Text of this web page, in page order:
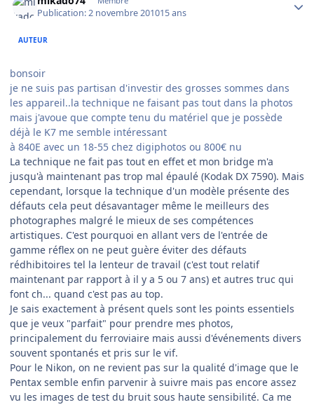
Publication:2 novembre 201015 ans
AUTEUR
bonsoir
je ne suis pas partisan d'investir des grosses sommes dans
les appareil..la technique ne faisant pas tout dans la photos
mais j'avoue que compte tenu du matériel que je possède
déjà le K7 me semble intéressant
à 840E avec un 18-55 chez digiphotos ou 800€ nu
La technique ne fait pas tout en effet et mon bridge m'a
jusqu'à maintenant pas trop mal épaulé (Kodak DX 7590). Mais
cependant, lorsque la technique d'un modèle présente des
défauts cela peut désavantager même le meilleurs des
photographes malgré le mieux de ses compétences
artistiques. C'est pourquoi en allant vers de l'entrée de
gamme réflex on ne peut guère éviter des défauts
rédhibitoires tel la lenteur de travail (c'est tout relatif
maintenant par rapport à il y a 5 ou 7 ans) et autres truc qui
font ch... quand c'est pas au top.
Je sais exactement à présent quels sont les points essentiels
que je veux "parfait" pour prendre mes photos,
principalement du ferroviaire mais aussi d'événements divers
souvent spontanés et pris sur le vif.
Pour le Nikon, on ne revient pas sur la qualité d'image que le
Pentax semble enfin parvenir à suivre mais pas encore assez
vu les images de test du bruit sous haute sensibilité. Ca me